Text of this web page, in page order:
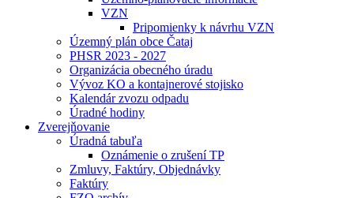
VZN
Pripomienky k návrhu VZN
Územný plán obce Čataj
PHSR 2023 - 2027
Organizácia obecného úradu
Vývoz KO a kontajnerové stojisko
Kalendár zvozu odpadu
Úradné hodiny
Zverejňovanie
Úradná tabuľa
Oznámenie o zrušení TP
Zmluvy, Faktúry, Objednávky
Faktúry